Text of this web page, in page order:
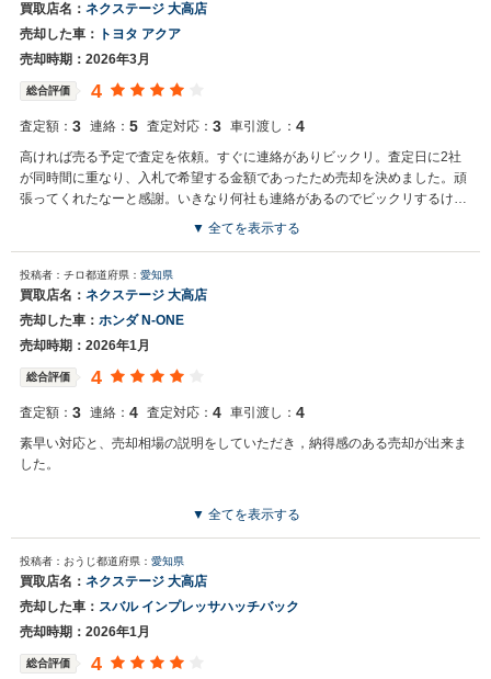
買取店名： ネクステージ 大高店
売却した車：
トヨタ アクア
売却時期：2026年3月
総合評価 4
査定額： 3 連絡： 5 査定対応： 3 車引渡し： 4
高ければ売る予定で査定を依頼。すぐに連絡がありビックリ。査定日に2社
が同時間に重なり、入札で希望する金額であったため売却を決めました。頑
張ってくれたなーと感謝。いきなり何社も連絡があるのでビックリするけ
ど、入札はいいかなっと思いました。
▼ 全てを表示する
投稿者：チロ都道府県： 愛知県
買取店名： ネクステージ 大高店
売却した車： ホンダ N-ONE
売却時期：2026年1月
総合評価 4
査定額： 3 連絡： 4 査定対応： 4 車引渡し： 4
素早い対応と、売却相場の説明をしていただき，納得感のある売却が出来ま
した。
▼ 全てを表示する
投稿者：おうじ都道府県： 愛知県
買取店名： ネクステージ 大高店
売却した車： スバル インプレッサハッチバック
売却時期：2026年1月
総合評価 4